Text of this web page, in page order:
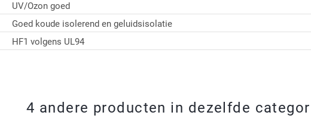
UV/Ozon goed
Goed koude isolerend en geluidsisolatie
HF1 volgens UL94
4 andere producten in dezelfde